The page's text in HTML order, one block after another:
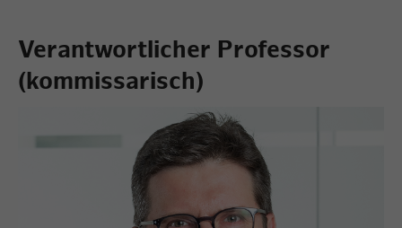
Verantwortlicher Professor
(kommissarisch)